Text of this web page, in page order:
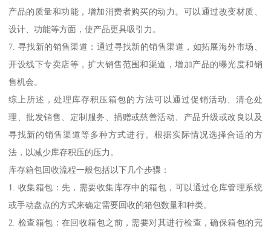
产品的质量和功能，增加消费者购买的动力。可以通过改变材质、
设计、功能等方面，使产品更具吸引力。
7. 寻找新的销售渠道：通过寻找新的销售渠道，如拓展海外市场、
开设线下专卖店等，扩大销售范围和渠道，增加产品的曝光度和销
售机会。
综上所述，处理库存积压箱包的方法可以通过促销活动、清仓处
理、批发销售、定制服务、捐赠或慈善活动、产品升级或改良以及
寻找新的销售渠道等多种方式进行。根据实际情况选择合适的方
法，以减少库存积压的压力。
库存箱包回收流程一般包括以下几个步骤：
1. 收集箱包：先，需要收集库存中的箱包，可以通过仓库管理系统
或手动盘点的方式来确定需要回收的箱包数量和种类。
2. 检查箱包：在回收箱包之前，需要对其进行检查，确保箱包的完